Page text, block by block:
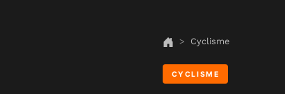
Cyclisme
CYCLISME